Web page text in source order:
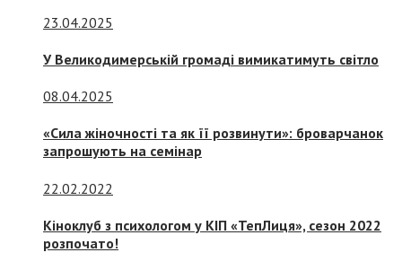
23.04.2025
У Великодимерській громаді вимикатимуть світло
08.04.2025
«Сила жіночності та як її розвинути»: броварчанок
запрошують на семінар
22.02.2022
Кіноклуб з психологом у КІП «ТепЛиця», сезон 2022
розпочато!